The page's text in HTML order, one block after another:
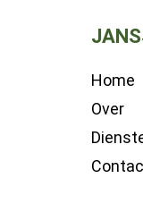
Home
Over